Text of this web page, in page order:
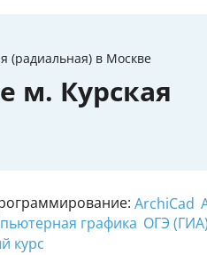
(радиальная) в Москве
м. Курская
ArchiCad
графика ОГЭ (ГИА)
курс